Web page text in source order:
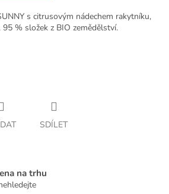
s citrusovým nádechem rakytníku,
% složek z BIO zemědělství.
SDÍLET
na trhu